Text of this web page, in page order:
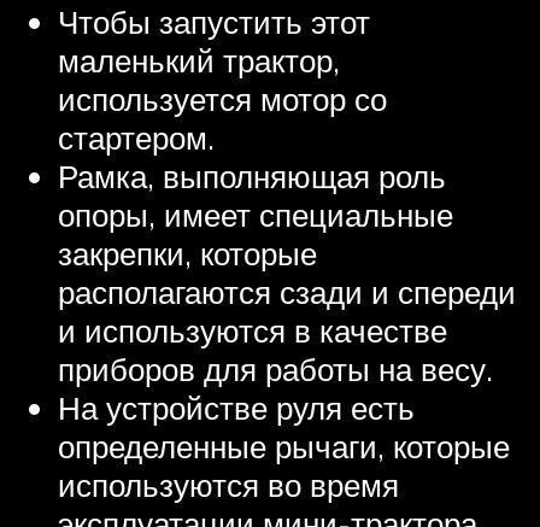
Чтобы запустить этот
маленький трактор,
используется мотор со
стартером.
Рамка, выполняющая роль
опоры, имеет специальные
закрепки, которые
располагаются сзади и спереди
и используются в качестве
приборов для работы на весу.
На устройстве руля есть
определенные рычаги, которые
используются во время